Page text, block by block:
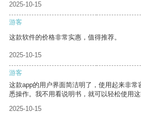
2025-10-15
游客
这款软件的价格非常实惠，值得推荐。
2025-10-15
游客
这款app的用户界面简洁明了，使用起来非
悉操作。我不用看说明书，就可以轻松使用这
2025-10-15